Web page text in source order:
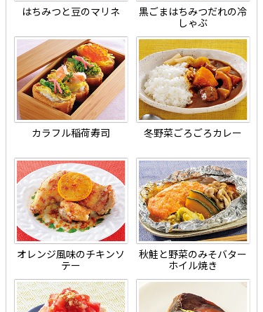
はちみつと豆のマリネ
黒ごまはちみつだれの冷
しゃぶ
カラフル稲荷寿司 冬野菜ごろごろカレー
オレンジ風味のチキンソ
テー
秋鮭と野菜のみそバター
ホイル焼き